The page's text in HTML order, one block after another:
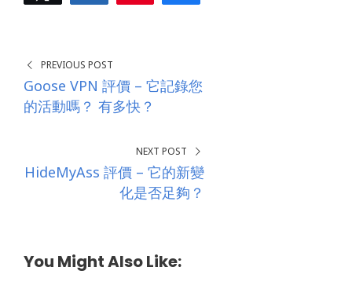
PREVIOUS POST
Goose VPN 評價 – 它記錄您
的活動嗎？ 有多快？
NEXT POST
HideMyAss 評價 – 它的新變
化是否足夠？
You Might Also Like: